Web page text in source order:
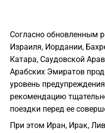
Согласно обновленным
Израиля, Иордании,
Катара, Саудовской
Арабских Эмиратов
уровень
рекомендацию
поездки перед ее
При этом Иран, Ирак,